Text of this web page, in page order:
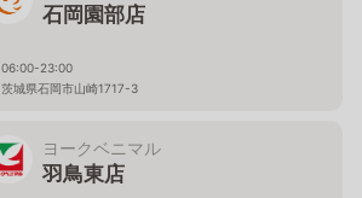
石岡園部店
06:00-23:00
茨城県石岡市山崎1717-3
ヨークベニマル
羽鳥東店